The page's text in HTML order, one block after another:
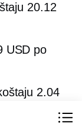
20.12
USD po
2.04